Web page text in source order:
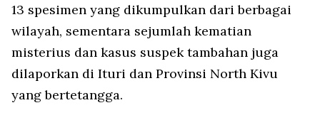
13 spesimen yang dikumpulkan dari berbagai
wilayah, sementara sejumlah kematian
misterius dan kasus suspek tambahan juga
dilaporkan di Ituri dan Provinsi North Kivu
yang bertetangga.